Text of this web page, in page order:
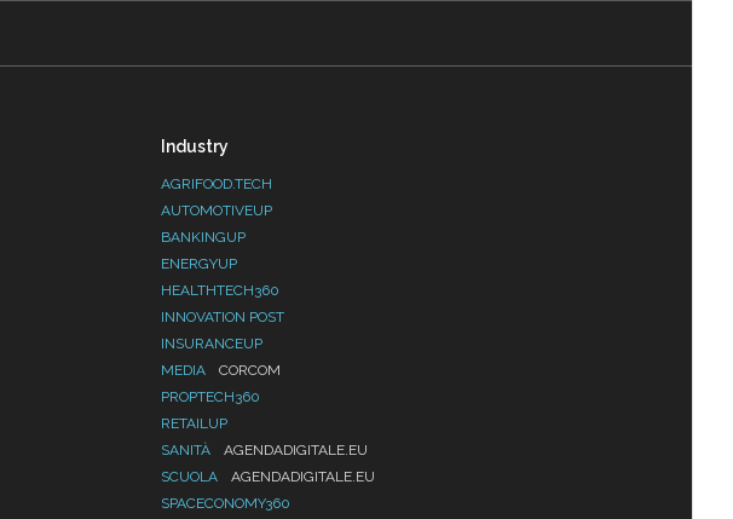
Industry
AGRIFOOD.TECH
AUTOMOTIVEUP
BANKINGUP
ENERGYUP
HEALTHTECH360
INNOVATION POST
INSURANCEUP
MEDIA
CORCOM
PROPTECH360
RETAILUP
SANITÀ
AGENDADIGITALE.EU
SCUOLA
AGENDADIGITALE.EU
SPACECONOMY360